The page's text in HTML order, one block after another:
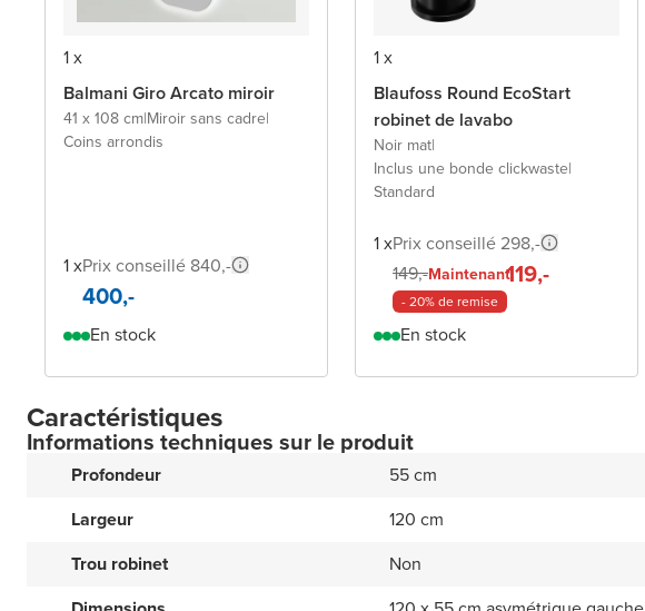
1 x
Balmani Giro Arcato miroir
41 x 108 cm|Miroir sans cadre|
Coins arrondis
1 xPrix conseillé 840,-
400,-
En stock
1 x
Blaufoss Round EcoStart
robinet de lavabo
Noir mat|
Inclus une bonde clickwaste|
Standard
1 xPrix conseillé 298,-
149,-Maintenant119,-
- 20% de remise
En stock
Caractéristiques
Informations techniques sur le produit
Profondeur
55 cm
Largeur
120 cm
Trou robinet
Non